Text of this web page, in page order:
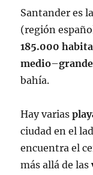
Santander es
(región
185.000
medio–grande
bahía.
Hay varias
ciudad en el
encuentra el
más allá de las